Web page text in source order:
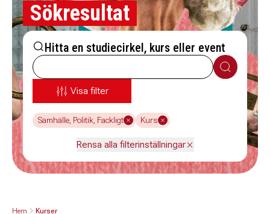
Sökresultat
Hitta en studiecirkel, kurs eller event
Sök
Visa filter
Samhälle, Politik, Fackligt Kurs
Rensa alla filterinställningar
Hem Kurser